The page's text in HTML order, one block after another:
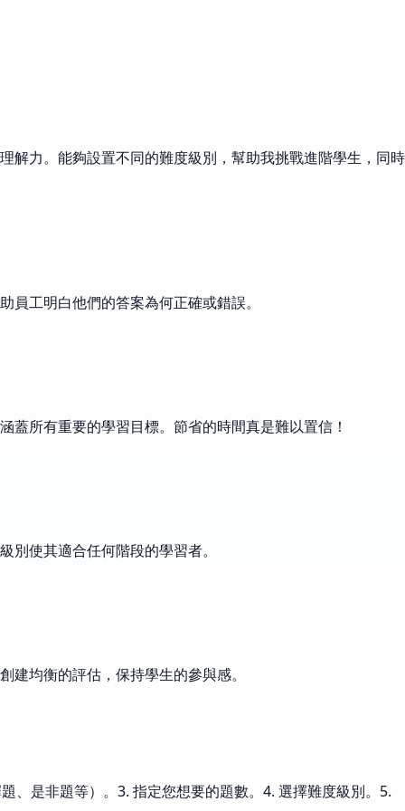
解力。能夠設置不同的難度級別，幫助我挑戰進階學生，同時
工明白他們的答案為何正確或錯誤。
所有重要的學習目標。節省的時間真是難以置信！
使其適合任何階段的學習者。
均衡的評估，保持學生的參與感。
、是非題等）。3. 指定您想要的題數。4. 選擇難度級別。5.